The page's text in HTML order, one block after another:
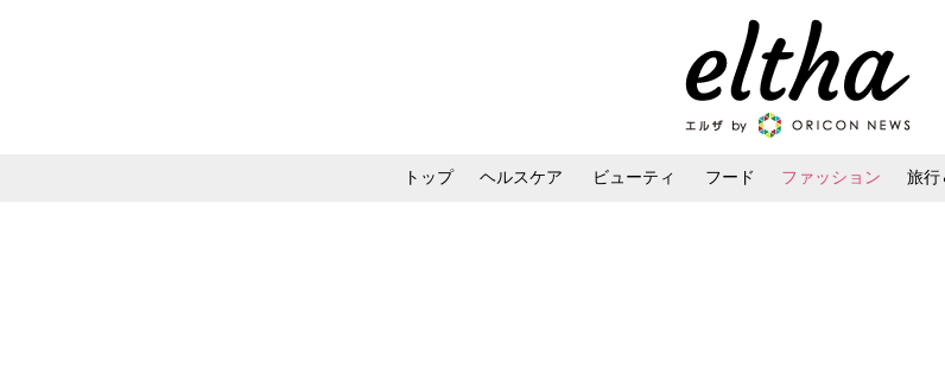
トップ ヘルスケア ビューティ フード ファッション 旅行